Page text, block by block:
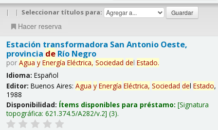
| | Seleccionar títulos para:
Hacer reserva
Estación transformadora San Antonio Oeste,
provincia deRío Negro
por Agua y Energía Eléctrica, Sociedad del Estado.
Idioma: Español
Editor: Buenos Aires: Agua y Energía Eléctrica, Sociedad del Estado,
1988
Disponibilidad: Ítems disponibles para préstamo: Signatura
topográfica: 621.374.5/A282/v.2 (3).